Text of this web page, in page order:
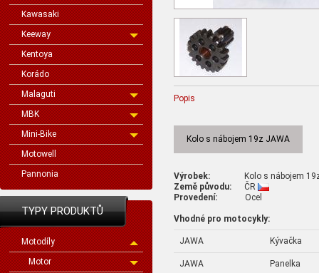
Kawasaki
Keeway
Kentoya
Korádo
Malaguti
MBK
Mini-Bike
Motowell
Pannonia
TYPY PRODUKTŮ
Motodíly
Motor
Popis
Kolo s nábojem 19z JAWA
Výrobek: Kolo s nábojem
Země původu: ČR
Provedení: Ocel
Vhodné pro motocykly:
JAWA Kývačka
JAWA Panelka